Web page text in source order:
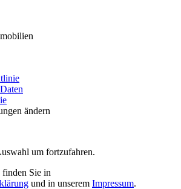
ändern
um fortzufahren.
Sie in
und in unserem Impressum.